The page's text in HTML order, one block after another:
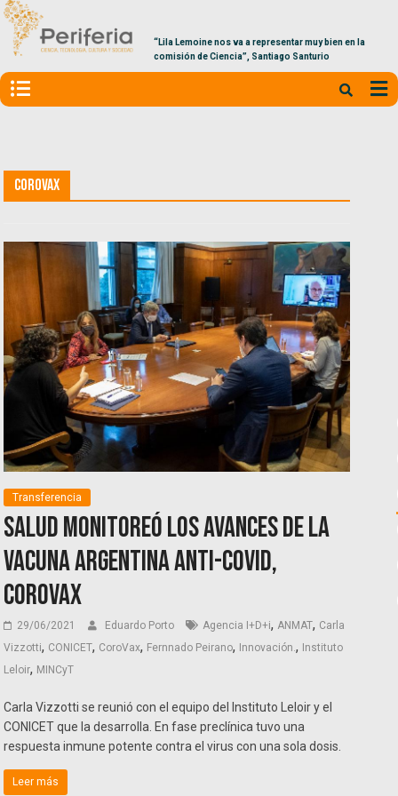
“Lila Lemoine nos va a representar muy bien en la
comisión de Ciencia”, Santiago Santurio
CoroVax
Transferencia
Salud monitoreó los avances de la
vacuna argentina anti-Covid,
CoroVax
29/06/2021 Eduardo Porto Agencia I+D+i, ANMAT, Carla
Vizzotti, CONICET, CoroVax, Fernnado Peirano, Innovación., Instituto
Leloir, MINCyT
Carla Vizzotti se reunió con el equipo del Instituto Leloir y el
CONICET que la desarrolla. En fase preclínica tuvo una
respuesta inmune potente contra el virus con una sola dosis.
Leer más